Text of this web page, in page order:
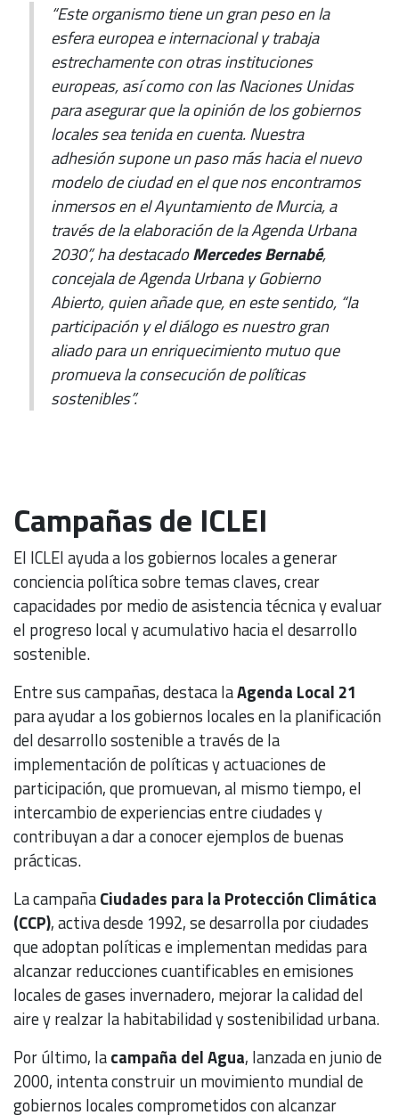
“Este organismo tiene un gran peso en la
esfera europea e internacional y trabaja
estrechamente con otras instituciones
europeas, así como con las Naciones Unidas
para asegurar que la opinión de los gobiernos
locales sea tenida en cuenta. Nuestra
adhesión supone un paso más hacia el nuevo
modelo de ciudad en el que nos encontramos
inmersos en el Ayuntamiento de Murcia, a
través de la elaboración de la Agenda Urbana
2030”, ha destacadoMercedes Bernabé,
concejala de Agenda Urbana y Gobierno
Abierto, quien añade que, en este sentido, “la
participación y el diálogo es nuestro gran
aliado para un enriquecimiento mutuo que
promueva la consecución de políticas
sostenibles”.
Campañas de ICLEI
El ICLEI ayuda a los gobiernos locales a generar
conciencia política sobre temas claves, crear
capacidades por medio de asistencia técnica y evaluar
el progreso local y acumulativo hacia el desarrollo
sostenible.
Entre sus campañas, destaca laAgenda Local 21
para ayudar a los gobiernos locales en la planificación
del desarrollo sostenible a través de la
implementación de políticas y actuaciones de
participación, que promuevan, al mismo tiempo, el
intercambio de experiencias entre ciudades y
contribuyan a dar a conocer ejemplos de buenas
prácticas.
La campañaCiudades para la Protección Climática
(CCP), activa desde 1992, se desarrolla por ciudades
que adoptan políticas e implementan medidas para
alcanzar reducciones cuantificables en emisiones
locales de gases invernadero, mejorar la calidad del
aire y realzar la habitabilidad y sostenibilidad urbana.
Por último, lacampaña del Agua, lanzada en junio de
2000, intenta construir un movimiento mundial de
gobiernos locales comprometidos con alcanzar